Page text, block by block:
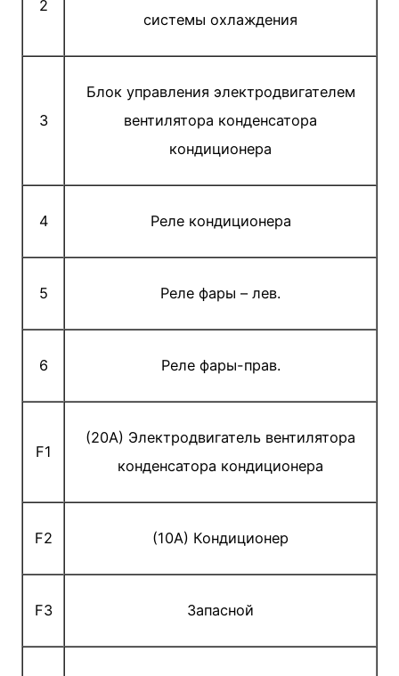
2
системы охлаждения
3
Блок управления электродвигателем
вентилятора конденсатора
кондиционера
4 Реле кондиционера
5 Реле фары – лев.
6 Реле фары-прав.
F1
(20A) Электродвигатель вентилятора
конденсатора кондиционера
F2 (10A) Кондиционер
F3 Запасной